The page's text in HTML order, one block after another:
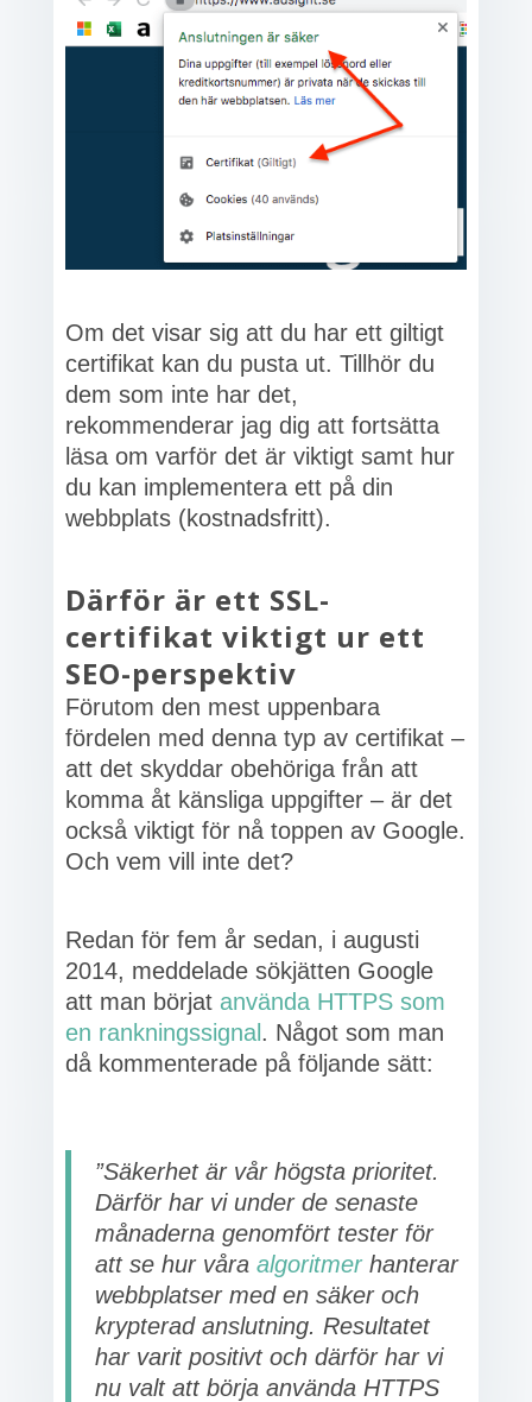
Om det visar sig att du har ett giltigt
certifikat kan du pusta ut. Tillhör du
dem som inte har det,
rekommenderar jag dig att fortsätta
läsa om varför det är viktigt samt hur
du kan implementera ett på din
webbplats (kostnadsfritt).
Därför är ett SSL-
certifikat viktigt ur ett
SEO-perspektiv
Förutom den mest uppenbara
fördelen med denna typ av certifikat –
att det skyddar obehöriga från att
komma åt känsliga uppgifter – är det
också viktigt för nå toppen av Google.
Och vem vill inte det?
Redan för fem år sedan, i augusti
2014, meddelade sökjätten Google
att man börjat använda HTTPS som
en rankningssignal . Något som man
då kommenterade på följande sätt:
”Säkerhet är vår högsta prioritet.
Därför har vi under de senaste
månaderna genomfört tester för
att se hur våra algoritmerhanterar
webbplatser med en säker och
krypterad anslutning. Resultatet
har varit positivt och därför har vi
nu valt att börja använda HTTPS